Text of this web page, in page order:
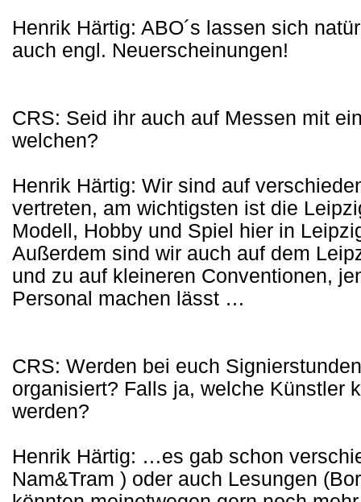
Henrik Härtig: ABO´s lassen sich
auch engl. Neuerscheinungen!
CRS: Seid ihr auch auf Messen mit
welchen?
Henrik Härtig: Wir sind auf
vertreten, am wichtigsten ist die
Modell, Hobby und Spiel hier in
Außerdem sind wir auch auf dem
und zu auf kleineren Conventionen,
Personal machen lässt …
CRS: Werden bei euch
organisiert? Falls ja, welche Künstler
werden?
Henrik Härtig: …es gab schon
Nam&Tram ) oder auch Lesungen